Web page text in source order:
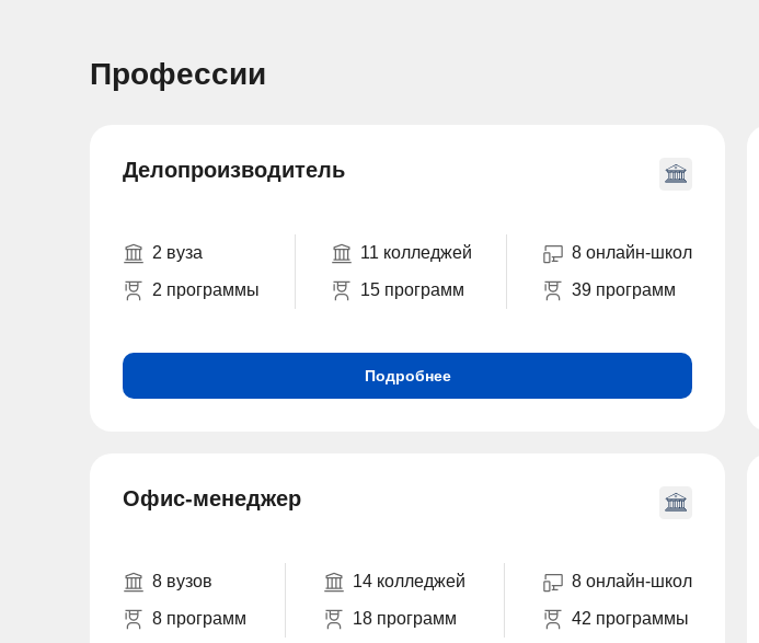
Профессии
Делопроизводитель
2 вуза
2 программы
11 колледжей
15 программ
8 онлайн-школ
39 программ
Подробнее
Офис-менеджер
8 вузов
8 программ
14 колледжей
18 программ
8 онлайн-школ
42 программы